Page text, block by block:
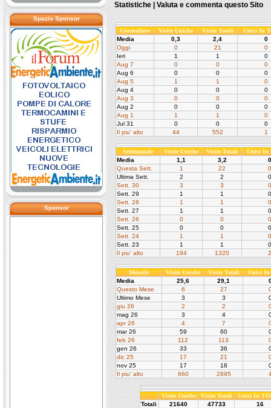
Spazio Sponsor
Sponsor
Statistiche | Valuta e commenta questo Sito
Giornaliero Visite Uniche Visite Totali
Unici In
Media
0,3 2,4
0
Oggi
0 21
0
Ieri
1 1
0
Aug 7
0 0
0
Aug 6
0 0
0
Aug 5
1 1
0
Aug 4
0 0
0
Aug 3
0 0
0
Aug 2
0 0
0
Aug 1
1 1
0
Jul 31
0 0
0
Il piu' alto
44 552 1
Settimanale Visite Uniche Visite Totali
Unici In
Media
1,1 3,2
0
Questa Sett.
1 22
0
Ultima Sett.
2 2
0
Sett. 30
3 3
0
Sett. 29
1 1
0
Sett. 28
1 1
0
Sett. 27
1 1
0
Sett. 26
0 0
0
Sett. 25
0 0
0
Sett. 24
1 1
0
Sett. 23
1 1
0
Il piu' alto
194 1320 2
Mensile Visite Uniche Visite Totali
Unici In
Media
25,6 29,1
Questo Mese
6 27
Ultimo Mese
3 3
giu 26
2 2
mag 26
3 4
apr 26
4 7
mar 26
59 60
feb 26
112 113
gen 26
33 36
dic 25
17 21
nov 25
17 18
Il piu' alto
660 2895
Visite Uniche Visite Totali
Unici In
Totali
21640 47733 16